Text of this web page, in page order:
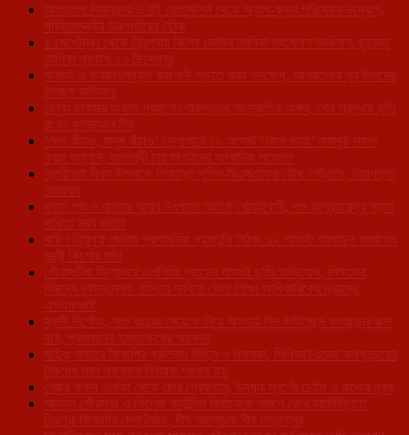
আগরতলা বিমানবন্দর ও দুই রেলস্টেশন থেকে অ্যাপ-ক্যাব পরিষেবার উদ্যোগ,
পরিবহনমন্ত্রীর উচ্চপর্যায়ের বৈঠক
৫ সেপ্টেম্বর থেকে ত্রিপুরায় বিশেষ ভোটার তালিকা সংশোধন অভিযান, চূড়ান্ত
তালিকা প্রকাশ ২৩ ডিসেম্বর
যানজট ও জবরদখলমুক্ত রাজধানী গড়তে কড়া পদক্ষেপ, আগরতলায় পুর নিগমের
উচ্ছেদ অভিযান
রেনুকা চাকমার অকাল প্রয়াণে শোকস্তব্ধ সাংস্কৃতিক অঙ্গন, শেষ শ্রদ্ধায় জুনি
রং ঢং কালচারাল টিম
‘দেশ বাঁচাও, মানুষ বাঁচাও’ স্লোগানে ১০ আগস্ট ‘জেল ভরো’ কর্মসূচি সফল
করার আহ্বান, বামপন্থী চার সংগঠনের সাংবাদিক সম্মেলন
স্বাধীনতা দিবস উপলক্ষে সিমান্তে পুলিশ-বিএসএফের যৌথ পেট্রলিং, নিরাপত্তা
জোরদার
গবাদি পশু ও বানরের অবাধ উৎপাতে অতিষ্ঠ খোয়াইবাসী, পশু আশ্রয়কেন্দ্র গড়ার
দাবিতে সরব জনতা
দক্ষিণ ত্রিপুরা জেলায় প্রশাসনিক প্রস্তুতি বৈঠক: ১২ আগস্ট আসছেন পঞ্চায়েত
মন্ত্রী কিশোর বর্মণ
গৌরাঙ্গটিলা বিদ্যালয়ে এলপিজি গ্যাসের পাসবই চুরির অভিযোগ, শিক্ষকের
বিরুদ্ধে দৃষ্টান্তমূলক শাস্তির দাবিতে জেলা শিক্ষা আধিকারিকের দ্বারস্থ
এসএফআই
স্বামী নিখোঁজ, সাত বছরের মেয়েকে নিয়ে অসহায় দিন কাটাচ্ছেন কলাছড়ার রুমা
দাস, প্রশাসনের হস্তক্ষেপের আবেদন
থাইবুং বাজারে বিজেপির প্রতিবাদ মিছিল ও পথসভা, সিপিআইএমের অপপ্রচারের
বিরুদ্ধে সরব প্রাক্তন বিধায়ক শঙ্কর রায়
খেজুর বাগান এলাকা থেকে চোর গ্রেফতার, উদ্ধার স্বর্ণের চেইন ও রুপোর নূপুর
আসন্ন পৌরসভা ও ভিলেজ কাউন্সিল নির্বাচনকে সামনে রেখে নয়াদিল্লিতে
ত্রিপুরা বিজেপির মেগা বৈঠক, দীর্ঘ আলোচনা শীর্ষ নেতৃত্বের